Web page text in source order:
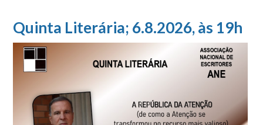
Quinta Literária; 6.8.2026, às 19h